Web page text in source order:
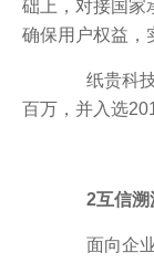
础上，对接国家
确保用户权益，
纸贵科技
百万，并入选
2互信溯
面向企业